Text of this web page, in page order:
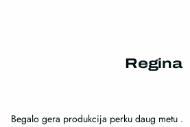
Regina
Begalo gera produkcija perku daug metu .